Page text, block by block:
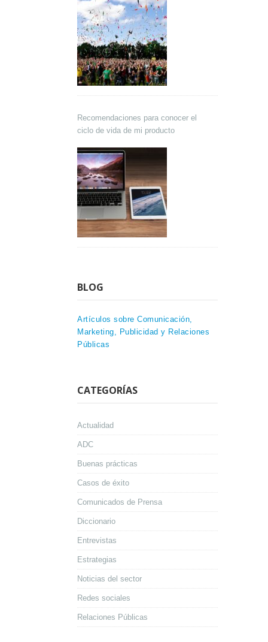
Recomendaciones para conocer el
ciclo de vida de mi producto
BLOG
Artículos sobre Comunicación,
Marketing, Publicidad y Relaciones
Públicas
CATEGORÍAS
Actualidad
ADC
Buenas prácticas
Casos de éxito
Comunicados de Prensa
Diccionario
Entrevistas
Estrategias
Noticias del sector
Redes sociales
Relaciones Públicas